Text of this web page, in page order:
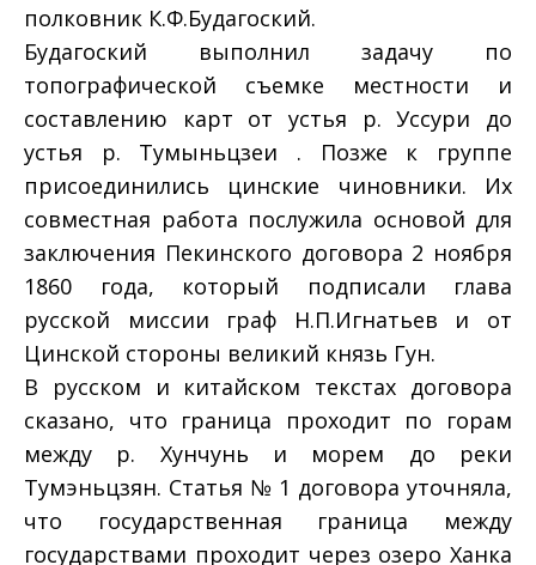
полковник К.Ф.Будагоский.
Будагоский выполнил задачу по
топографической съемке местности и
составлению карт от устья р. Уссури до
устья р. Тумыньцзеи . Позже к группе
присоединились цинские чиновники. Их
совместная работа послужила основой для
заключения Пекинского договора 2 ноября
1860 года, который подписали глава
русской миссии граф Н.П.Игнатьев и от
Цинской стороны великий князь Гун.
В русском и китайском текстах договора
сказано, что граница проходит по горам
между р. Хунчунь и морем до реки
Тумэньцзян. Статья № 1 договора уточняла,
что государственная граница между
государствами проходит через озеро Ханка